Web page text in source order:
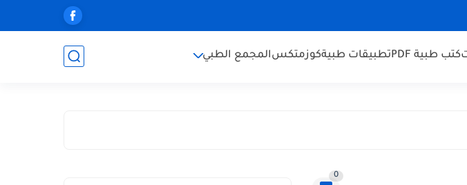
كتب طبية PDF تطبيقات طبيةكوزمتكسالمجمع الطبي
0